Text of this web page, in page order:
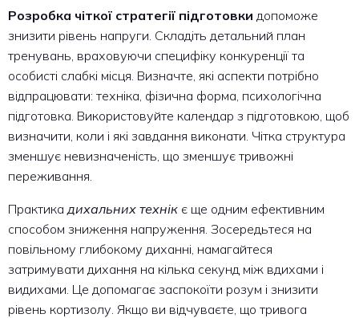
Розробка чіткої стратегії підготовки допоможе
знизити рівень напруги. Складіть детальний план
тренувань, враховуючи специфіку конкуренції та
особисті слабкі місця. Визначте, які аспекти потрібно
відпрацювати: техніка, фізична форма, психологічна
підготовка. Використовуйте календар з підготовкою, щоб
визначити, коли і які завдання виконати. Чітка структура
зменшує невизначеність, що зменшує тривожні
переживання.
Практика дихальних технік є ще одним ефективним
способом зниження напруження. Зосередьтеся на
повільному глибокому диханні, намагайтеся
затримувати дихання на кілька секунд між вдихами і
видихами. Це допомагає заспокоїти розум і знизити
рівень кортизолу. Якщо ви відчуваєте, що тривога